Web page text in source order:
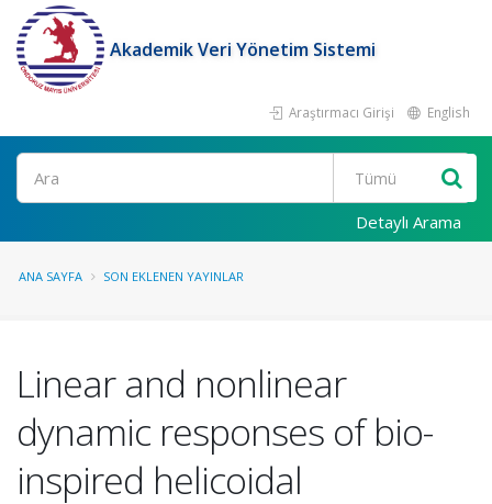
Akademik Veri Yönetim Sistemi
Araştırmacı Girişi English
Ara
Detaylı Arama
ANA SAYFA SON EKLENEN YAYINLAR
Linear and nonlinear
dynamic responses of bio-
inspired helicoidal